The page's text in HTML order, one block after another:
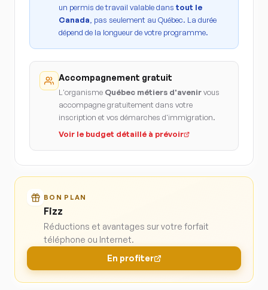
un permis de travail valable dans tout le
Canada , pas seulement au Québec. La durée
dépend de la longueur de votre programme.
Accompagnement gratuit
L'organisme Québec métiers d'avenirvous
accompagne gratuitement dans votre
inscription et vos démarches d'immigration.
Voir le budget détaillé à prévoir
BON PLAN
Fizz
Réductions et avantages sur votre forfait
téléphone ou Internet.
En profiter